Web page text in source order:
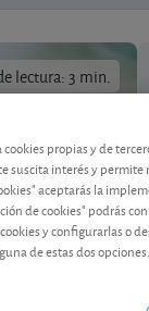
lectura: 3 min.
cookies propias y de
suscita interés y
aceptarás la
de cookies" podrás
y configurarlas o
de estas dos opciones.